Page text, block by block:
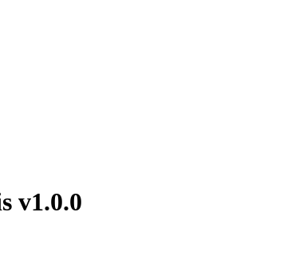
v1.0.0